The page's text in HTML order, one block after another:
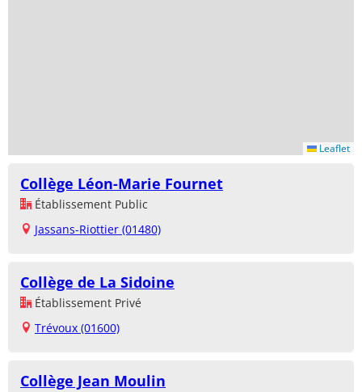
Leaflet
Collège Léon-Marie Fournet
Établissement Public
Jassans-Riottier (01480)
Collège de La Sidoine
Établissement Privé
Trévoux (01600)
Collège Jean Moulin